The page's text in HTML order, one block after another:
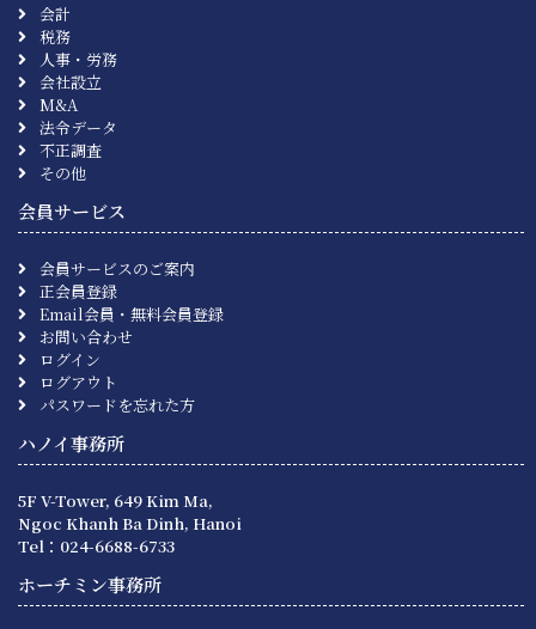
会計
税務
人事・労務
会社設立
M&A
法令データ
不正調査
その他
会員サービス
会員サービスのご案内
正会員登録
Email会員・無料会員登録
お問い合わせ
ログイン
ログアウト
パスワードを忘れた方
ハノイ事務所
5F V-Tower, 649 Kim Ma,
Ngoc Khanh Ba Dinh, Hanoi
Tel：024-6688-6733
ホーチミン事務所